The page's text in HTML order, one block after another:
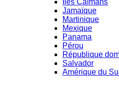
Îles Caïmans
Jamaïque
Martinique
Mexique
Panama
Pérou
République
Salvador
Amérique du